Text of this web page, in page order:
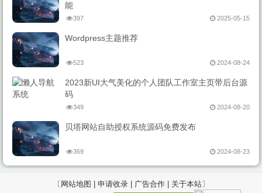
能
397 2025-05-15
Wordpress主题推荐
523 2024-08-24
2023新UI大气美化的个人团队工作室主页带后台源
码
349 2024-08-20
贝塔网站自助授权系统源码免费发布
369 2024-08-23
〔网站地图 | 申请收录 | 广告合作 | 关于本站〕